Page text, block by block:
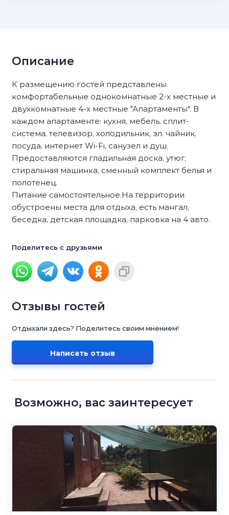
Описание
К размещению гостей представлены
комфортабельные однокомнатные 2-х местные и
двухкомнатные 4-х местные "Апартаменты". В
каждом апартаменте: кухня, мебель, сплит-
система, телевизор, холодильник, эл. чайник,
посуда, интернет Wi-Fi, санузел и душ.
Предоставляются гладильная доска, утюг,
стиральная машинка, сменный комплект белья и
полотенец.
Питание самостоятельное.На территории
обустроены места для отдыха, есть мангал,
беседка, детская площадка, парковка на 4 авто.
Поделитесь с друзьями
Отзывы гостей
Отдыхали здесь? Поделитесь своим мнением!
Написать отзыв
Возможно, вас заинтересует